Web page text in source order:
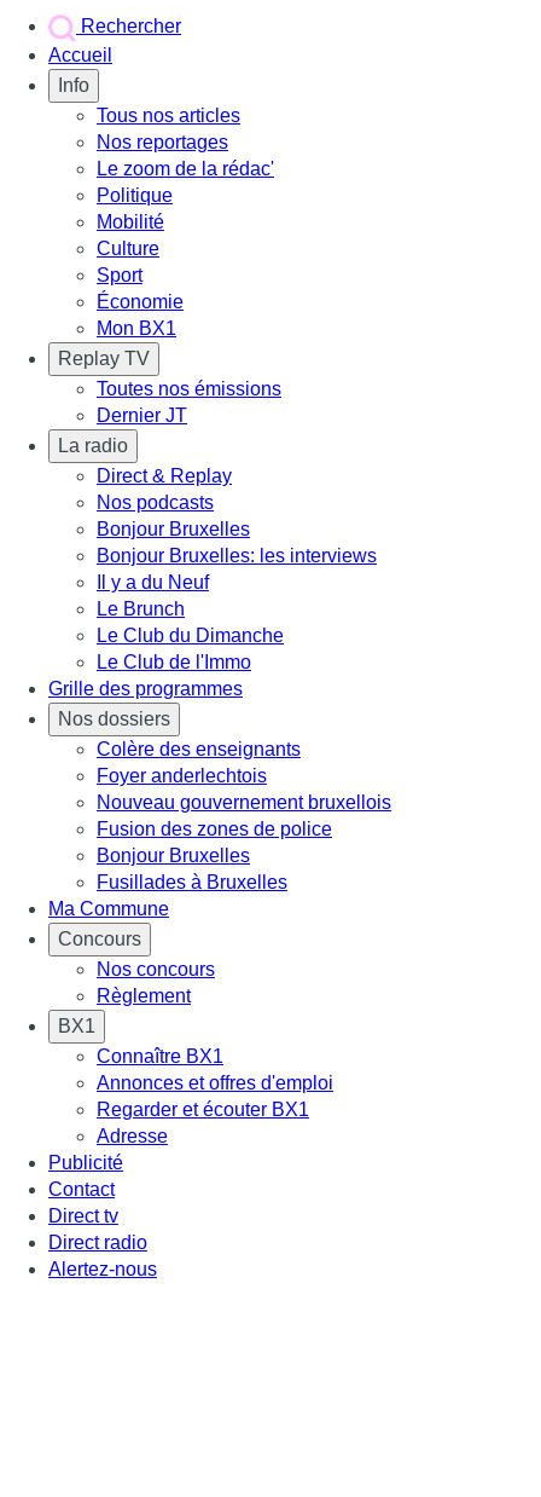
Rechercher
Accueil
Info
Tous nos articles
Nos reportages
Le zoom de la rédac'
Politique
Mobilité
Culture
Sport
Économie
Mon BX1
Replay TV
Toutes nos émissions
Dernier JT
La radio
Direct & Replay
Nos podcasts
Bonjour Bruxelles
Bonjour Bruxelles: les interviews
Il y a du Neuf
Le Brunch
Le Club du Dimanche
Le Club de l'Immo
Grille des programmes
Nos dossiers
Colère des enseignants
Foyer anderlechtois
Nouveau gouvernement bruxellois
Fusion des zones de police
Bonjour Bruxelles
Fusillades à Bruxelles
Ma Commune
Concours
Nos concours
Règlement
BX1
Connaître BX1
Annonces et offres d'emploi
Regarder et écouter BX1
Adresse
Publicité
Contact
Direct tv
Direct radio
Alertez-nous